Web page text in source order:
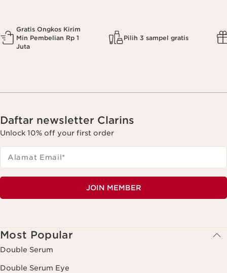
Gratis Ongkos Kirim
Min Pembelian Rp 1
Juta
Pilih 3 sampel gratis
Daftar newsletter Clarins
Unlock 10% off your first order
Alamat Email*
JOIN MEMBER
Most Popular
Double Serum
Double Serum Eye